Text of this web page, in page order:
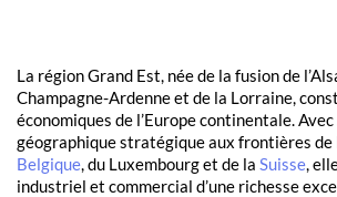
La région Grand Est, née de la fusion de
Champagne-Ardenne et de la Lorraine,
économiques de l’Europe continentale.
géographique stratégique aux frontières de
Belgique, du Luxembourg et de la Suisse,
industriel et commercial d’une richesse